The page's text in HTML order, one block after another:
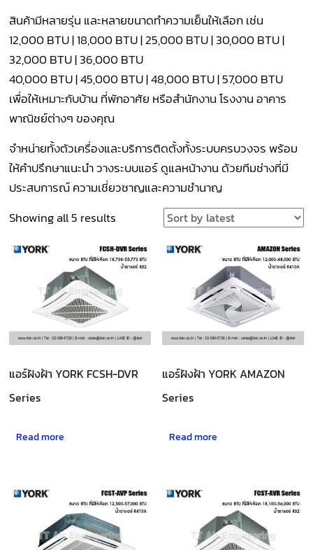
สินค้ามีหลายรุ่น และหลายขนาดทำความเย็นให้เลือก เช่น
12,000 BTU | 18,000 BTU | 25,000 BTU | 30,000 BTU |
32,000 BTU | 36,000 BTU
40,000 BTU | 45,000 BTU | 48,000 BTU | 57,000 BTU
เพื่อให้เหมาะกับบ้าน ที่พักอาศัย หรือสำนักงาน โรงงาน อาคาร
พาณิชย์ต่างๆ ของคุณ
จำหน่ายทั้งตัวเครื่องและบริการติดตั้งทั้งระบบครบวงจร พร้อม
ให้คำปรึกษาแนะนำ วางระบบแอร์ ดูแลหน้างาน ด้วยทีมช่างที่มี
ประสบการณ์ ความเชี่ยวชาญและความชำนาญ
Showing all 5 results
latest
แอร์ฝังฝ้า YORK FCSH-DVR
Series
Read more
แอร์ฝังฝ้า YORK AMAZON
Series
Read more